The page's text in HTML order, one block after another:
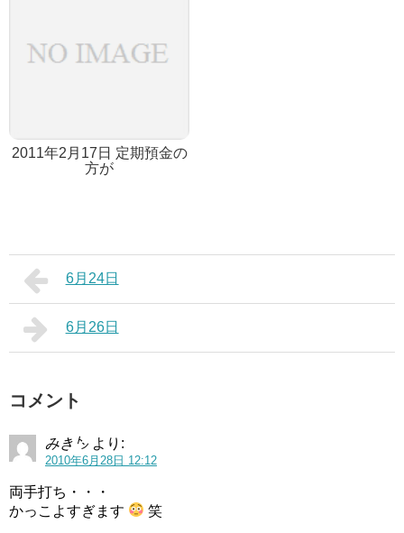
2011年2月17日 定期預金の
方が
6月24日
6月26日
コメント
みき㌧ より:
2010年6月28日 12:12
両手打ち・・・
かっこよすぎます
笑